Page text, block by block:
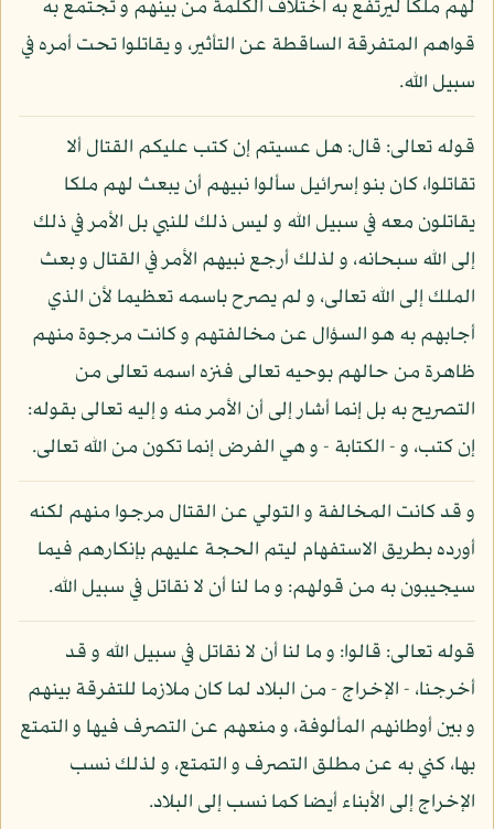
لهم ملكا ليرتفع به اختلاف الكلمة من بينهم و تجتمع به
قواهم المتفرقة الساقطة عن التأثير، و يقاتلوا تحت أمره في
سبيل الله.
قوله تعالى: قال: هل عسيتم إن كتب عليكم القتال ألا
تقاتلوا، كان بنو إسرائيل سألوا نبيهم أن يبعث لهم ملكا
يقاتلون معه في سبيل الله و ليس ذلك للنبي بل الأمر في ذلك
إلى الله سبحانه، و لذلك أرجع نبيهم الأمر في القتال و بعث
الملك إلى الله تعالى، و لم يصرح باسمه تعظيما لأن الذي
أجابهم به هو السؤال عن مخالفتهم و كانت مرجوة منهم
ظاهرة من حالهم بوحيه تعالى فنزه اسمه تعالى من
التصريح به بل إنما أشار إلى أن الأمر منه و إليه تعالى بقوله:
إن كتب، و - الكتابة - و هي الفرض إنما تكون من الله تعالى.
و قد كانت المخالفة و التولي عن القتال مرجوا منهم لكنه
أورده بطريق الاستفهام ليتم الحجة عليهم بإنكارهم فيما
سيجيبون به من قولهم: و ما لنا أن لا نقاتل في سبيل الله.
قوله تعالى: قالوا: و ما لنا أن لا نقاتل في سبيل الله و قد
أخرجنا، - الإخراج - من البلاد لما كان ملازما للتفرقة بينهم
و بين أوطانهم المألوفة، و منعهم عن التصرف فيها و التمتع
بها، كني به عن مطلق التصرف و التمتع، و لذلك نسب
الإخراج إلى الأبناء أيضا كما نسب إلى البلاد.